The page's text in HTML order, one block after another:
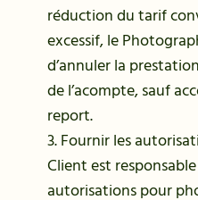
réduction du tarif
excessif, le
d’annuler la
de l’acompte, sauf
report.
3. Fournir les
Client est
autorisations pour